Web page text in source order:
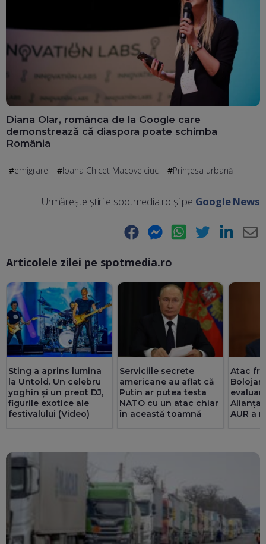
Diana Olar, românca de la Google care
demonstrează că diaspora poate schimba
România
emigrare Ioana Chicet Macoveiciuc Prințesa urbană
Urmărește știrile spotmedia.ro și pe Google News
Facebook Messenger WhatsApp Twitter LinkedIn
Articolele zilei pe spotmedia.ro
Sting a aprins lumina
la Untold. Un celebru
yoghin și un preot DJ,
figurile exotice ale
festivalului (Video)
Serviciile secrete
americane au aflat că
Putin ar putea testa
NATO cu un atac chiar
în această toamnă
Atac
Alianța
AUR a